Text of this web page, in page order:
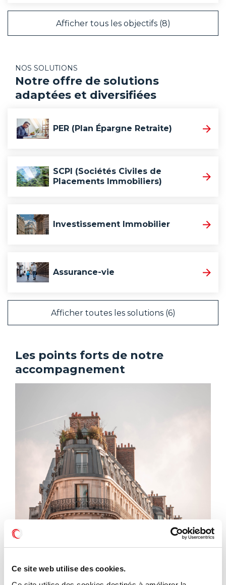
Ce site web utilise des cookies.
Afficher tous les objectifs (8)
NOS SOLUTIONS
Notre offre de solutions
adaptées et diversifiées
PER (Plan Épargne Retraite)
SCPI (Sociétés Civiles de
Placements Immobiliers)
Investissement Immobilier
Assurance-vie
Afficher toutes les solutions (6)
Les points forts de notre
accompagnement